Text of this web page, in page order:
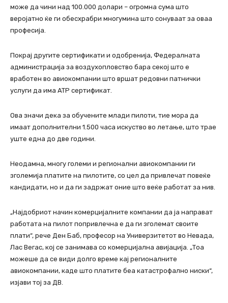
може да чини над 100.000 долари – огромна сума што
веројатно ќе ги обесхрабри многумина што сонуваат за оваа
професија.
Покрај другите сертификати и одобренија, Федералната
администрација за воздухопловство бара секој што е
вработен во авиокомпании што вршат редовни патнички
услуги да има ATP сертификат.
Ова значи дека за обучените млади пилоти, тие мора да
имаат дополнителни 1.500 часа искуство во летање, што трае
уште една до две години.
Неодамна, многу големи и регионални авиокомпании ги
зголемија платите на пилотите, со цел да привлечат повеќе
кандидати, но и да ги задржат оние што веќе работат за нив.
„Најдобриот начин комерцијалните компании да ја направат
работата на пилот попривлечна е да ги зголемат своите
плати“, рече Ден Баб, професор на Универзитетот во Невада,
Лас Вегас, кој се занимава со комерцијална авијација. „Тоа
можеше да се види долго време кај регионалните
авиокомпании, каде што платите беа катастрофално ниски“,
изјави тој за ДВ.